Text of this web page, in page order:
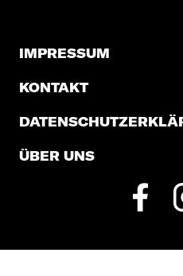
IMPRESSUM
KONTAKT
ÜBER UNS